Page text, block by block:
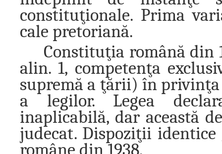
constituţionale. Prima
cale pretoriană.
Constituţia română din
alin. 1, competenţa
supremă a ţării) în
a legilor. Legea
inaplicabilă, dar această
judecat. Dispoziţii
române din 1938.